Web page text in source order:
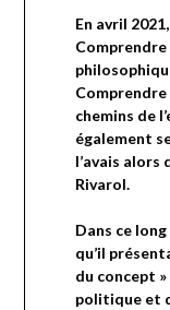
En avril
Comprendre
Comprendre
chemins de
également
l’avais alors
Rivarol.
Dans ce
qu’il
du concept
politique et